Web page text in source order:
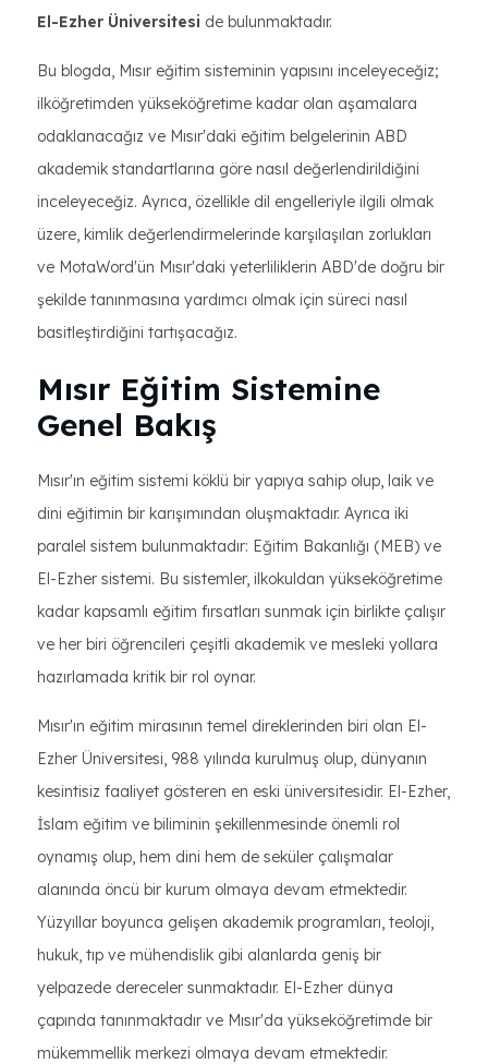
El-Ezher Üniversitesi de bulunmaktadır.
Bu blogda, Mısır eğitim sisteminin yapısını inceleyeceğiz;
ilköğretimden yükseköğretime kadar olan aşamalara
odaklanacağız ve Mısır'daki eğitim belgelerinin ABD
akademik standartlarına göre nasıl değerlendirildiğini
inceleyeceğiz. Ayrıca, özellikle dil engelleriyle ilgili olmak
üzere, kimlik değerlendirmelerinde karşılaşılan zorlukları
ve MotaWord'ün Mısır'daki yeterliliklerin ABD'de doğru bir
şekilde tanınmasına yardımcı olmak için süreci nasıl
basitleştirdiğini tartışacağız.
Mısır Eğitim Sistemine
Genel Bakış
Mısır'ın eğitim sistemi köklü bir yapıya sahip olup, laik ve
dini eğitimin bir karışımından oluşmaktadır. Ayrıca iki
paralel sistem bulunmaktadır: Eğitim Bakanlığı (MEB) ve
El-Ezher sistemi. Bu sistemler, ilkokuldan yükseköğretime
kadar kapsamlı eğitim fırsatları sunmak için birlikte çalışır
ve her biri öğrencileri çeşitli akademik ve mesleki yollara
hazırlamada kritik bir rol oynar.
Mısır'ın eğitim mirasının temel direklerinden biri olan El-
Ezher Üniversitesi, 988 yılında kurulmuş olup, dünyanın
kesintisiz faaliyet gösteren en eski üniversitesidir. El-Ezher,
İslam eğitim ve biliminin şekillenmesinde önemli rol
oynamış olup, hem dini hem de seküler çalışmalar
alanında öncü bir kurum olmaya devam etmektedir.
Yüzyıllar boyunca gelişen akademik programları, teoloji,
hukuk, tıp ve mühendislik gibi alanlarda geniş bir
yelpazede dereceler sunmaktadır. El-Ezher dünya
çapında tanınmaktadır ve Mısır'da yükseköğretimde bir
mükemmellik merkezi olmaya devam etmektedir.